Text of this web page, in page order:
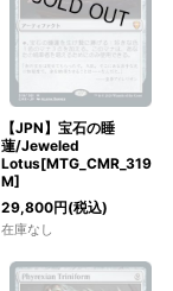
【JPN】宝石の睡
蓮/Jeweled
Lotus[MTG_CMR_319
M]
29,800円(税込)
在庫なし